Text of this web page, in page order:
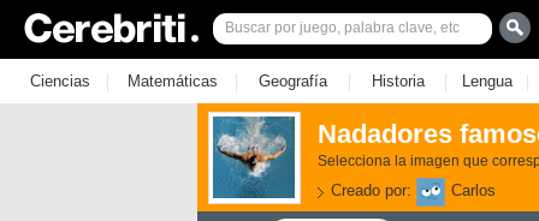
Ciencias | Matemáticas | Geografía | Historia | Lengua |
Nadadores
Selecciona la imagen que
Creado por: Carlos